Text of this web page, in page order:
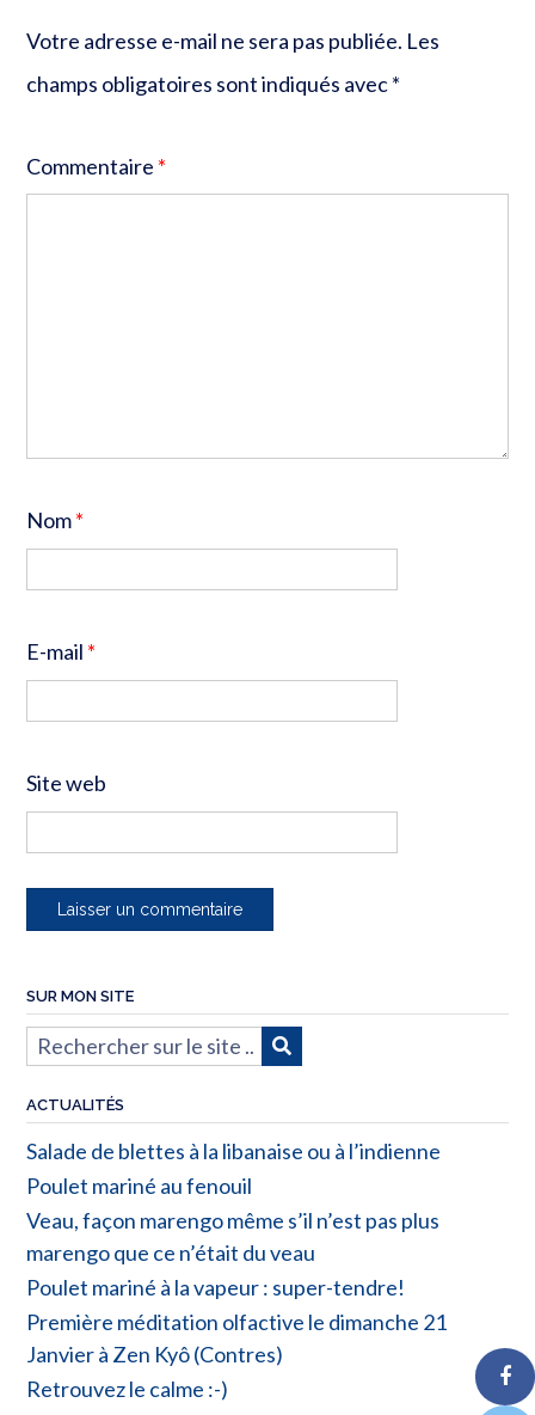
Votre adresse e-mail ne sera pas publiée. Les
champs obligatoires sont indiqués avec*
Commentaire *
Nom*
E-mail *
Site web
SUR MON SITE
ACTUALITÉS
Salade de blettes à la libanaise ou à l’indienne
Poulet mariné au fenouil
Veau, façon marengo même s’il n’est pas plus
marengo que ce n’était du veau
Poulet mariné à la vapeur : super-tendre!
Première méditation olfactive le dimanche 21
Janvier à Zen Kyô (Contres)
Retrouvez le calme :-)